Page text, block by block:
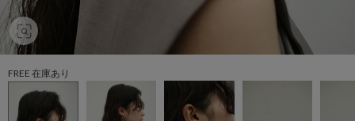
FREE 在庫あり